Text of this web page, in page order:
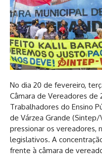
No dia 20 de fevereiro,
Câmara de Vereadores de
Trabalhadores do Ensino
de Várzea Grande
pressionar os vereadores,
legislativos. A
frente à câmara de